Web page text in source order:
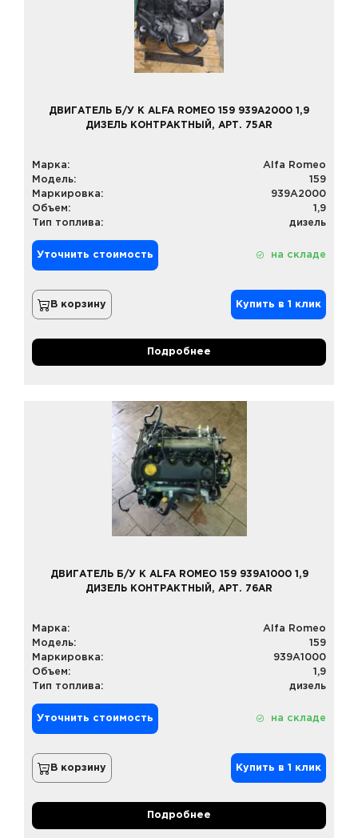
ДВИГАТЕЛЬ Б/У К ALFA ROMEO 159 939A2000 1,9
ДИЗЕЛЬ КОНТРАКТНЫЙ, АРТ. 75AR
Марка:
Alfa Romeo
Модель:
159
Маркировка:
939A2000
Объем:
1,9
Тип топлива:
дизель
Уточнить стоимость на складе
В корзину Купить в 1 клик
Подробнее
ДВИГАТЕЛЬ Б/У К ALFA ROMEO 159 939A1000 1,9
ДИЗЕЛЬ КОНТРАКТНЫЙ, АРТ. 76AR
Марка:
Alfa Romeo
Модель:
159
Маркировка:
939A1000
Объем:
1,9
Тип топлива:
дизель
Уточнить стоимость на складе
В корзину Купить в 1 клик
Подробнее